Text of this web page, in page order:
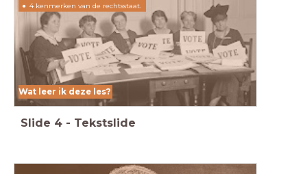
Wat leer ik deze les?
4 kenmerken van de rechtsstaat.
Slide 4 - Tekstslide